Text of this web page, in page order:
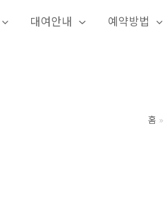
대여안내 예약방법
홈